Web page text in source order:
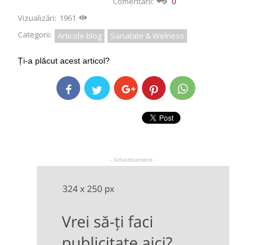
Vizualizări: 1961
Categorii:
Articole blog Sanatate & Welness
Ți-a plăcut acest articol?
- Advertisement -